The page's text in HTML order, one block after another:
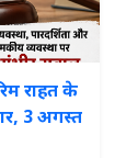
राहत के
3 अगस्त